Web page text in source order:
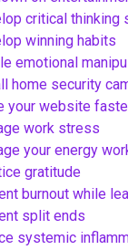
critical thinking
winning habits
emotional
home security
your website
work stress
your energy
gratitude
burnout while
split ends
systemic